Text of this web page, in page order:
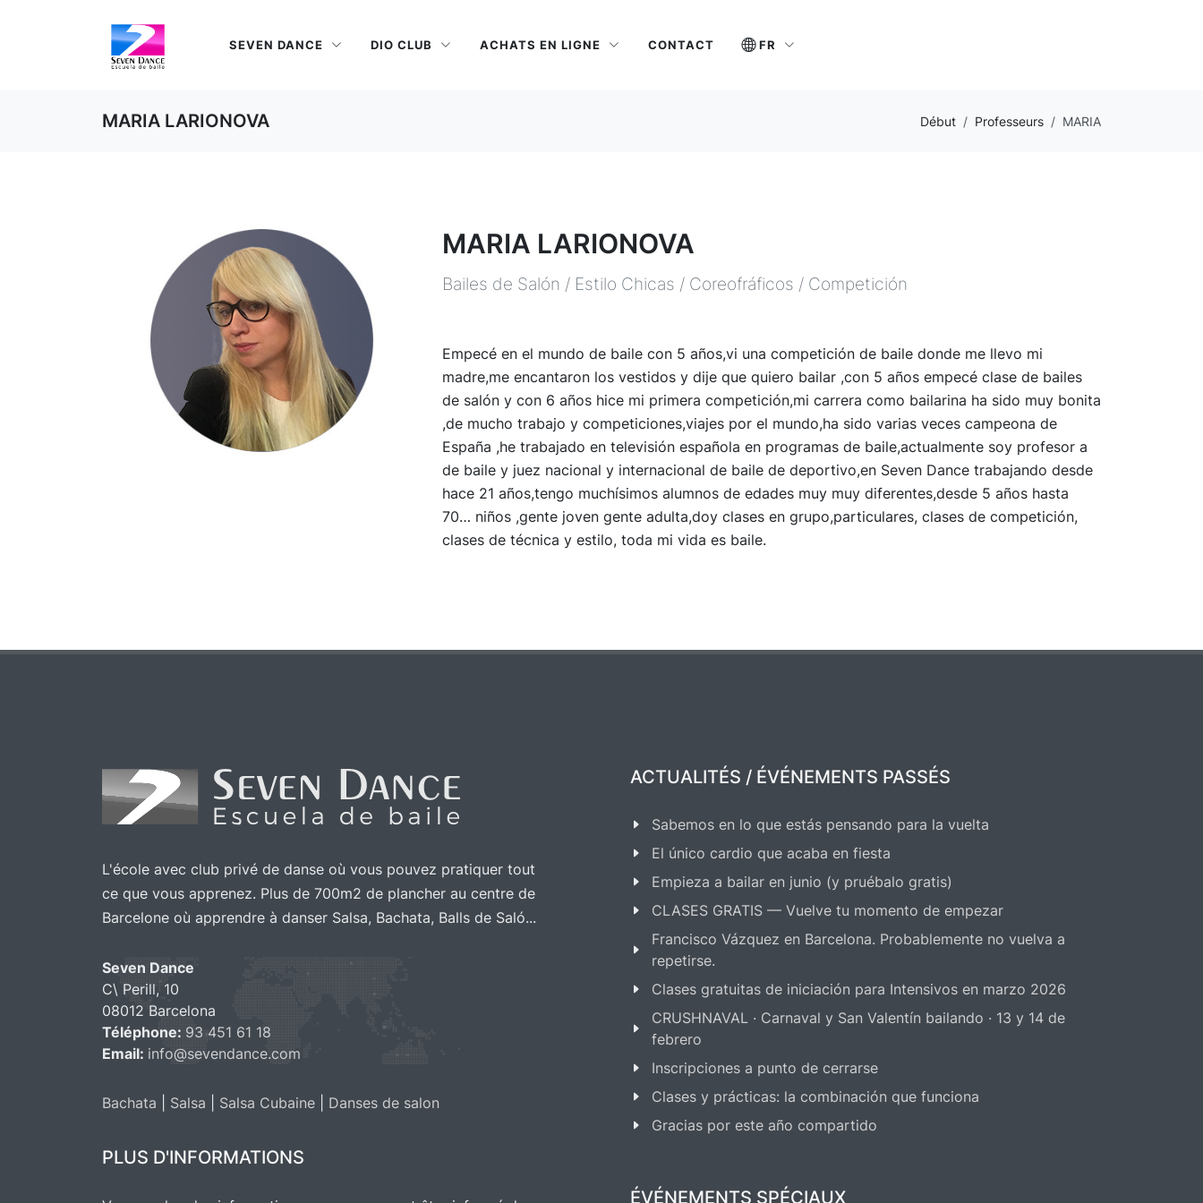
SEVEN DANCE DIO CLUB ACHATS EN LIGNE CONTACT FR
MARIA LARIONOVA Début Professeurs MARIA
MARIA LARIONOVA
Bailes de Salón / Estilo Chicas / Coreofráficos / Competición
Empecé en el mundo de baile con 5 años,vi una competición de baile donde me llevo mi
madre,me encantaron los vestidos y dije que quiero bailar ,con 5 años empecé clase de bailes
de salón y con 6 años hice mi primera competición,mi carrera como bailarina ha sido muy bonita
,de mucho trabajo y competiciones,viajes por el mundo,ha sido varias veces campeona de
España ,he trabajado en televisión española en programas de baile,actualmente soy profesor a
de baile y juez nacional y internacional de baile de deportivo,en Seven Dance trabajando desde
hace 21 años,tengo muchísimos alumnos de edades muy muy diferentes,desde 5 años hasta
70… niños ,gente joven gente adulta,doy clases en grupo,particulares, clases de competición,
clases de técnica y estilo, toda mi vida es baile.
L'école avec club privé de danse où vous pouvez pratiquer tout
ce que vous apprenez. Plus de 700m2 de plancher au centre de
Barcelone où apprendre à danser Salsa, Bachata, Balls de Saló...
Seven Dance
C\ Perill, 10
08012 Barcelona
Téléphone: 93 451 61 18
Email: info@sevendance.com
Bachata Salsa Salsa Cubaine Danses de salon
PLUS D'INFORMATIONS
ACTUALITÉS / ÉVÉNEMENTS PASSÉS
Sabemos en lo que estás pensando para la vuelta
El único cardio que acaba en fiesta
Empieza a bailar en junio (y pruébalo gratis)
CLASES GRATIS — Vuelve tu momento de empezar
Francisco Vázquez en Barcelona. Probablemente no vuelva a
repetirse.
Clases gratuitas de iniciación para Intensivos en marzo 2026
CRUSHNAVAL · Carnaval y San Valentín bailando · 13 y 14 de
febrero
Inscripciones a punto de cerrarse
Clases y prácticas: la combinación que funciona
Gracias por este año compartido
ÉVÉNEMENTS SPÉCIAUX